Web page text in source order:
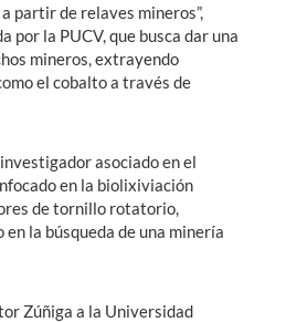
partir de relaves mineros”,
por la PUCV, que busca dar una
mineros, extrayendo
el cobalto a través de
asociado en el
en la biolixiviación
de tornillo rotatorio,
la búsqueda de una minería
Zúñiga a la Universidad